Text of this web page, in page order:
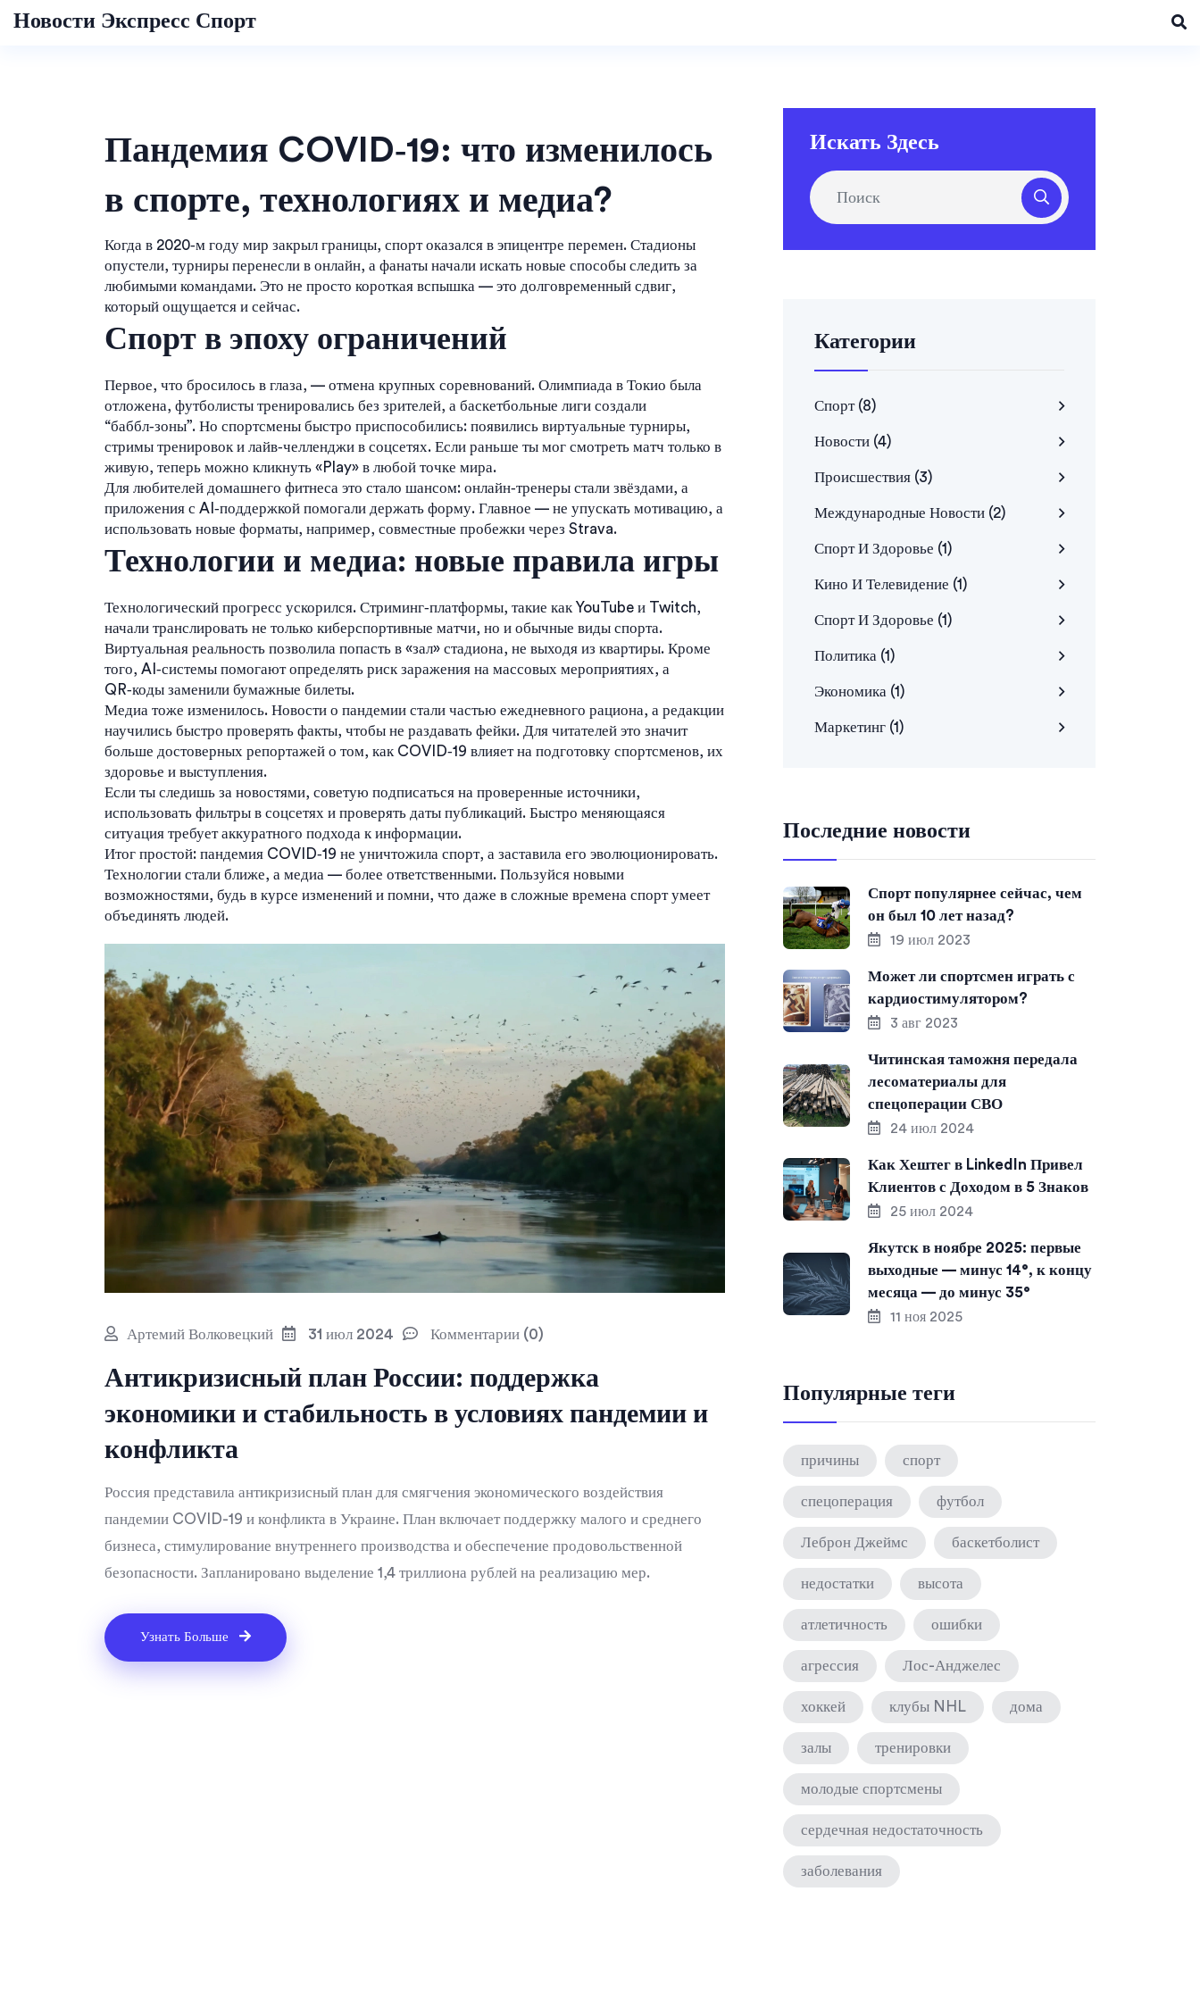
Новости Экспресс Спорт
Пандемия COVID‑19: что изменилось
в спорте, технологиях и медиа?
Когда в 2020‑м году мир закрыл границы, спорт оказался в эпицентре перемен. Стадионы
опустели, турниры перенесли в онлайн, а фанаты начали искать новые способы следить за
любимыми командами. Это не просто короткая вспышка — это долговременный сдвиг,
который ощущается и сейчас.
Спорт в эпоху ограничений
Первое, что бросилось в глаза, — отмена крупных соревнований. Олимпиада в Токио была
отложена, футболисты тренировались без зрителей, а баскетбольные лиги создали
“баббл‑зоны”. Но спортсмены быстро приспособились: появились виртуальные турниры,
стримы тренировок и лайв‑челленджи в соцсетях. Если раньше ты мог смотреть матч только в
живую, теперь можно кликнуть «Play» в любой точке мира.
Для любителей домашнего фитнеса это стало шансом: онлайн‑тренеры стали звёздами, а
приложения с AI‑поддержкой помогали держать форму. Главное — не упускать мотивацию, а
использовать новые форматы, например, совместные пробежки через Strava.
Технологии и медиа: новые правила игры
Технологический прогресс ускорился. Стриминг‑платформы, такие как YouTube и Twitch,
начали транслировать не только киберспортивные матчи, но и обычные виды спорта.
Виртуальная реальность позволила попасть в «зал» стадиона, не выходя из квартиры. Кроме
того, AI‑системы помогают определять риск заражения на массовых мероприятиях, а
QR‑коды заменили бумажные билеты.
Медиа тоже изменилось. Новости о пандемии стали частью ежедневного рациона, а редакции
научились быстро проверять факты, чтобы не раздавать фейки. Для читателей это значит
больше достоверных репортажей о том, как COVID‑19 влияет на подготовку спортсменов, их
здоровье и выступления.
Если ты следишь за новостями, советую подписаться на проверенные источники,
использовать фильтры в соцсетях и проверять даты публикаций. Быстро меняющаяся
ситуация требует аккуратного подхода к информации.
Итог простой: пандемия COVID‑19 не уничтожила спорт, а заставила его эволюционировать.
Технологии стали ближе, а медиа — более ответственными. Пользуйся новыми
возможностями, будь в курсе изменений и помни, что даже в сложные времена спорт умеет
объединять людей.
Артемий Волковецкий 31 июл 2024 Комментарии (0)
Антикризисный план России: поддержка
экономики и стабильность в условиях пандемии и
конфликта
Россия представила антикризисный план для смягчения экономического воздействия
пандемии COVID-19 и конфликта в Украине. План включает поддержку малого и среднего
бизнеса, стимулирование внутреннего производства и обеспечение продовольственной
безопасности. Запланировано выделение 1,4 триллиона рублей на реализацию мер.
Узнать Больше
Искать Здесь
Категории
Спорт (8)
Новости (4)
Происшествия (3)
Международные Новости (2)
Спорт И Здоровье (1)
Кино И Телевидение (1)
Спорт И Здоровье (1)
Политика (1)
Экономика (1)
Маркетинг (1)
Последние новости
Спорт популярнее сейчас, чем
он был 10 лет назад?
19 июл 2023
Может ли спортсмен играть с
кардиостимулятором?
3 авг 2023
Читинская таможня передала
лесоматериалы для
спецоперации СВО
24 июл 2024
Как Хештег в LinkedIn Привел
Клиентов с Доходом в 5 Знаков
25 июл 2024
Якутск в ноябре 2025: первые
выходные — минус 14°, к концу
месяца — до минус 35°
11 ноя 2025
Популярные теги
причины спорт
спецоперация футбол
Леброн Джеймс баскетболист
недостатки высота
атлетичность ошибки
агрессия Лос-Анджелес
хоккей клубы NHL дома
залы тренировки
молодые спортсмены
сердечная недостаточность
заболевания